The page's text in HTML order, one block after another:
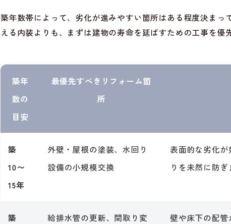
築年数帯によって、劣化が進みやすい箇所はある程度決ま
える内装よりも、まずは建物の寿命を延ばすための工事を優
築年
数の
目安
最優先すべきリフォーム箇
所
築
10〜
15年
外壁・屋根の塗装、水回り
設備の小規模交換
表面的な劣化
りを未然に防ぎ
築
給排水管の更新、間取り変
壁や床下の配